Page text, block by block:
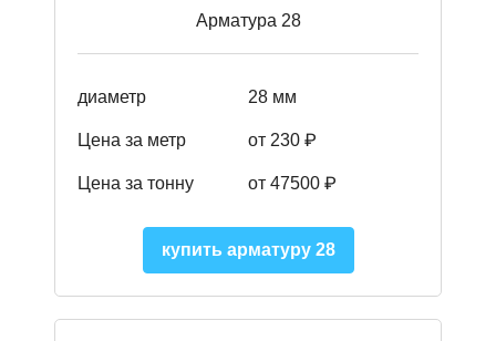
Арматура 28
диаметр 28 мм
Цена за метр от 230 ₽
Цена за тонну от 47500 ₽
купить арматуру 28